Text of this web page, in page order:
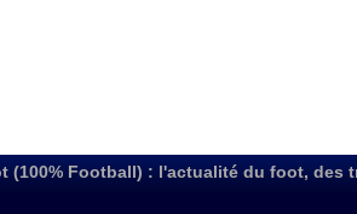
(100% Football) : l'actualité du foot, des